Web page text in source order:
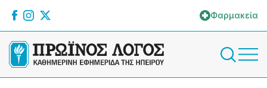
Φαρμακεία